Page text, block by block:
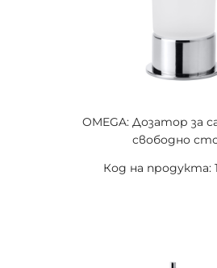
OMEGA: Дозатор за
свободно
Код на продукта: